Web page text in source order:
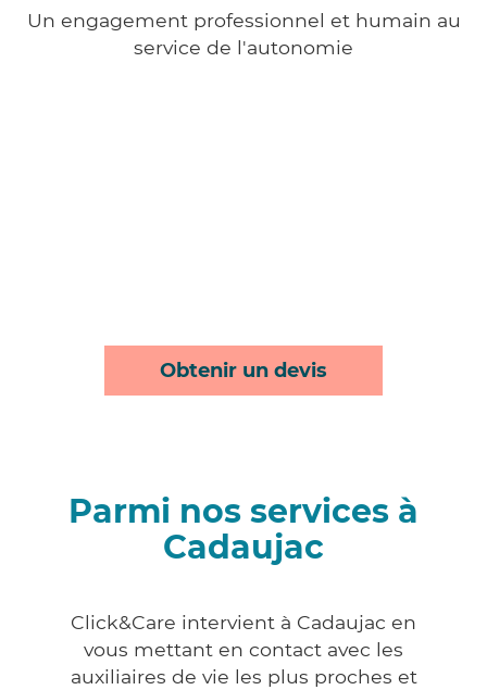
Un engagement professionnel et humain au
service de l'autonomie
Obtenir un devis
Parmi nos services à
Cadaujac
Click&Care intervient à Cadaujac en
vous mettant en contact avec les
auxiliaires de vie les plus proches et